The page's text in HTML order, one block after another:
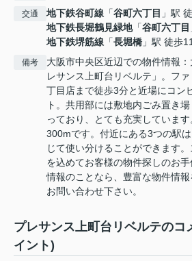
交通 地下鉄谷町線 「谷町六丁目 」駅
地下鉄長堀鶴見緑地「谷町六丁目
地下鉄堺筋線 「長堀橋 」駅 徒歩
備考
大阪市中央区近辺での物件情報
レサンス上町台リベルテ」。フ
丁目店まで徒歩3分と近場にコン
ト。共用部には敷地内ごみ置き
っており、とても充実していま
300mです。付近にある3つの駅
じて使い分けることができます
を込めてお客様の物件探しのお
情報のことなら、豊富な物件情
お問い合わせ下さい。
プレサンス上町台リベルテのコ
イント)